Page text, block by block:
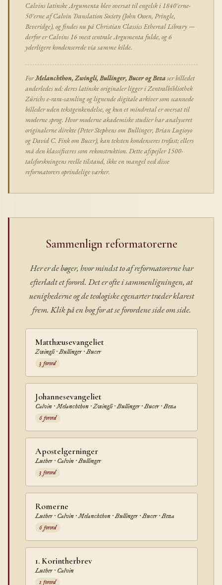
Calvins latinske Argumenta blev oversat til engelsk i 1840'erne-
50'erne af Calvin Translation Society (John Owen, Pringle,
Beveridge), og findes nu på Christian Classics Ethereal Library —
derfor er Calvins 16 mest centrale Argumenta fulde, og 6
yderligere kondenserede via samme kilde.
ForMelanchthon, Zwingli, Bullinger, Bucer og Bezaser billedet
anderledes ud: deres latinske originaler ligger i Zentralbibliothek
Zürichs e-rara-samling og lignende digitale arkiver som scannede
billeder uden tekstgenkendelse, og kun et mindretal er oversat til
moderne sprog. Hvor moderne akademiske studier har analyseret
originalerne direkte (Peter Stephens om Bullinger, Brian Lugioyo
og David C. Fink om Bucer), kan teksten kondenseres trofast; ellers
må den klassificeres som rekonstruktion. Dette afspejler 1500-
talsforskningens reelle tilstand, ikke en mangel ved disse
reformatorers oprindelige værker.
Sammenlign reformatorerne
Her er de bøger, hvor mindst to af reformatorerne har
efterladt et forord. Det er ofte i sammenligningen, at
uenighederne og de teologiske egenarter træder klarest
frem. Klik på en bog for at se forordene side om side.
Matthæusevangeliet
Zwingli · Bullinger · Bucer
3 forord
Johannesevangeliet
Calvin · Melanchthon · Zwingli · Bullinger · Bucer · Beza
6 forord
Apostelgerninger
Luther · Calvin · Bullinger
3 forord
Romerne
Luther · Calvin · Melanchthon · Bullinger · Bucer · Beza
6 forord
1. Korintherbrev
Luther · Calvin
2 forord